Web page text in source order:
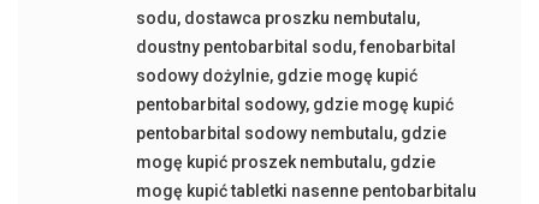
sodu, dostawca proszku nembutalu,
doustny pentobarbital sodu,fenobarbital
sodowy dożylnie, gdzie mogę kupić
pentobarbital sodowy, gdzie mogę kupić
pentobarbital sodowy nembutalu, gdzie
mogę kupić proszek nembutalu, gdzie
mogę kupić tabletki nasenne pentobarbitalu